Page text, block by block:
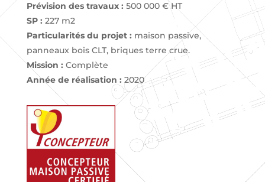
Prévision des travaux : 500 000 € HT
SP : 227 m2
Particularités du projet : maison passive,
panneaux bois CLT, briques terre crue.
Mission : Complète
Année de réalisation : 2020